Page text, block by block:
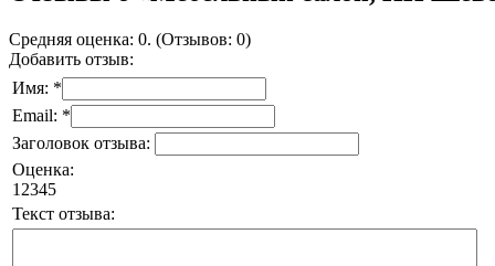
Средняя оценка: 0. (Отзывов: 0)
Добавить отзыв:
Имя: *
Email: *
Заголовок отзыва:
Оценка:
1 2345
Текст отзыва: